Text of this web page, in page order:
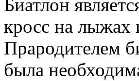
Биатлон
кросс на лыжах
Прародителем
была